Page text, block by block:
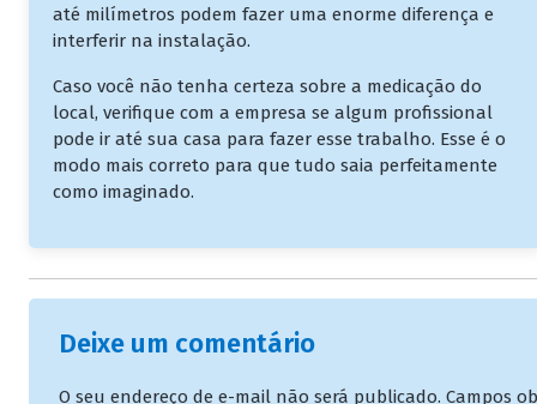
até milímetros podem fazer uma enorme diferença e
interferir na instalação.
Caso você não tenha certeza sobre a medicação do
local, verifique com a empresa se algum profissional
pode ir até sua casa para fazer esse trabalho. Esse é o
modo mais correto para que tudo saia perfeitamente
como imaginado.
Deixe um comentário
O seu endereço de e-mail não será publicado. Campos